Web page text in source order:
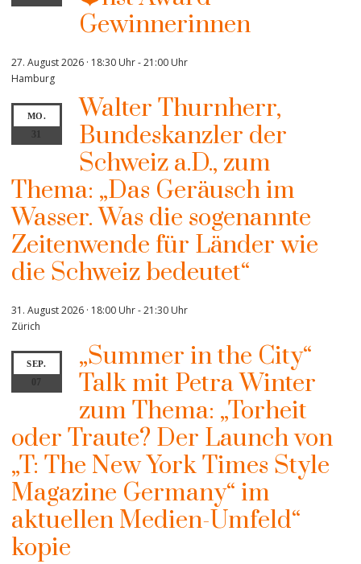
Gewinnerinnen
27. August 2026 · 18:30 Uhr-21:00 Uhr
Hamburg
MO.
31
Walter Thurnherr,
Bundeskanzler der
Schweiz a.D., zum
Thema: „Das Geräusch im
Wasser. Was die sogenannte
Zeitenwende für Länder wie
die Schweiz bedeutet“
31. August 2026 · 18:00 Uhr-21:30 Uhr
Zürich
SEP.
07
„Summer in the City“
Talk mit Petra Winter
zum Thema: „Torheit
oder Traute? Der Launch von
„T: The New York Times Style
Magazine Germany“ im
aktuellen Medien-Umfeld“
kopie